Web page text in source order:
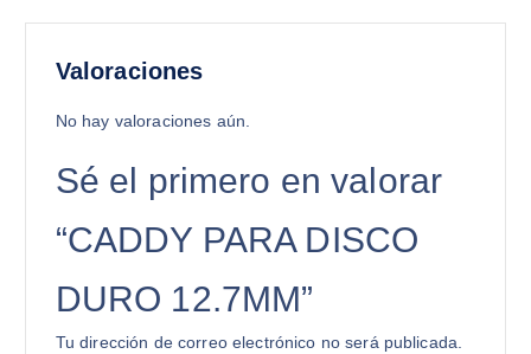
Valoraciones
No hay valoraciones aún.
Sé el primero en valorar
“CADDY PARA DISCO
DURO 12.7MM”
Tu dirección de correo electrónico no será publicada.